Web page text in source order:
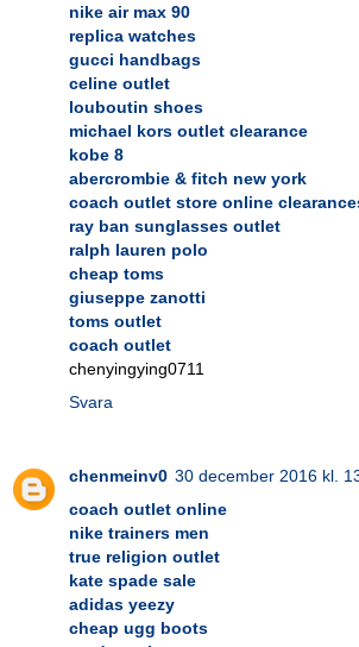
nike air max 90
replica watches
gucci handbags
celine outlet
louboutin shoes
michael kors outlet clearance
kobe 8
abercrombie & fitch new york
coach outlet store online
ray ban sunglasses outlet
ralph lauren polo
cheap toms
giuseppe zanotti
toms outlet
coach outlet
chenyingying0711
Svara
chenmeinv0 30 december 2016 kl.
coach outlet online
nike trainers men
true religion outlet
kate spade sale
adidas yeezy
cheap ugg boots